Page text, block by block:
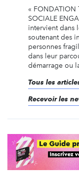
« FONDATION
SOCIALE
intervient dans
soutenant des
personnes
dans leur
démarrage ou
Tous les
Recevoir les